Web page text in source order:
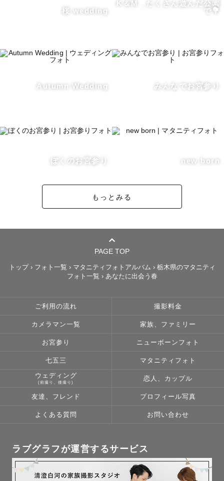
な場合があります。
✕の日でも対応可能になる場合がございます！
ささいなことでもお気軽にメッセージでご相談ください🕊
＝＝＝＝＝＝＝＝＝＝＝＝
最後までお読みいただたきありがとうございます！
皆さまとの出会いを大切に、お会いできることを楽しみに
しております。
桜 wedding
K＆M _たくさん遊んだ公園
で💐
Autumn Wedding みんなでお宮参り
ぼくのお宮参り new born
もっとみる
PAGE TOP
トップ› フォト一覧 › マタニティフォトアルバム › 栃木県のマタニティ
フォト一覧 › あなたに出会う春
ご利用の流れ 撮影料金
カメラマン一覧 家族、ファミリー
お宮参り ニューボーンフォト
七五三 マタニティフォト
ウェディング
(前撮り、後撮り)
恋人、カップル
友達、フレンド プロフィール写真
よくある質問 お問い合わせ
ラブグラフが運営するサービス